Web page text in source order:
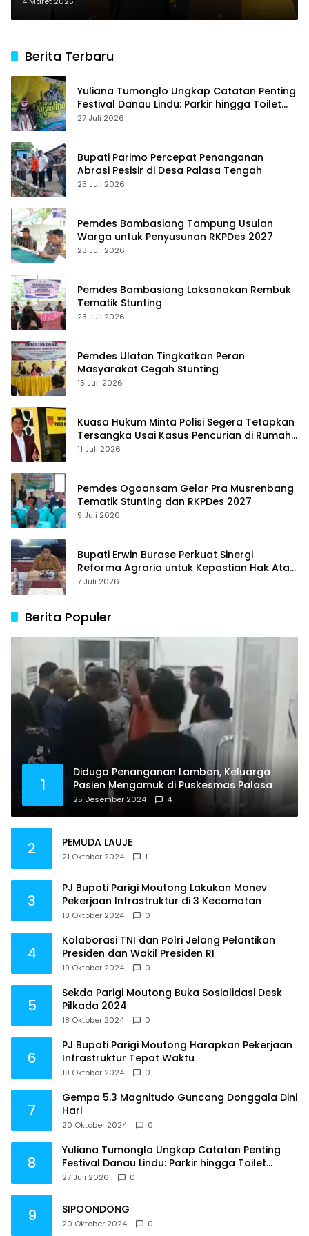
Berita Terbaru
Yuliana Tumonglo Ungkap Catatan Penting
Festival Danau Lindu: Parkir hingga Toilet
Harus Jadi Prioritas
27 Juli 2026
Bupati Parimo Percepat Penanganan
Abrasi Pesisir di Desa Palasa Tengah
25 Juli 2026
Pemdes Bambasiang Tampung Usulan
Warga untuk Penyusunan RKPDes 2027
23 Juli 2026
Pemdes Bambasiang Laksanakan Rembuk
Tematik Stunting
23 Juli 2026
Pemdes Ulatan Tingkatkan Peran
Masyarakat Cegah Stunting
15 Juli 2026
Kuasa Hukum Minta Polisi Segera Tetapkan
Tersangka Usai Kasus Pencurian di Rumah
Anggota Dewan Bantul di Sigi Naik
11 Juli 2026
Pemdes Ogoansam Gelar Pra Musrenbang
Tematik Stunting dan RKPDes 2027
9 Juli 2026
Bupati Erwin Burase Perkuat Sinergi
Reforma Agraria untuk Kepastian Hak Atas
Tanah bagi Masyarakat
7 Juli 2026
Berita Populer
1
Diduga Penanganan Lamban, Keluarga
Pasien Mengamuk di Puskesmas Palasa
25 Desember 2024 4
2 PEMUDA LAUJE
21 Oktober 2024 1
3
PJ Bupati Parigi Moutong Lakukan Monev
Pekerjaan Infrastruktur di 3 Kecamatan
18 Oktober 2024 0
4
Kolaborasi TNI dan Polri Jelang Pelantikan
Presiden dan Wakil Presiden RI
19 Oktober 2024 0
5
Sekda Parigi Moutong Buka Sosialidasi Desk
Pilkada 2024
18 Oktober 2024 0
6
PJ Bupati Parigi Moutong Harapkan Pekerjaan
Infrastruktur Tepat Waktu
19 Oktober 2024 0
7
Gempa 5.3 Magnitudo Guncang Donggala Dini
Hari
20 Oktober 2024 0
8
Yuliana Tumonglo Ungkap Catatan Penting
Festival Danau Lindu: Parkir hingga Toilet
Harus Jadi Prioritas
27 Juli 2026 0
9 SIPOONDONG
20 Oktober 2024 0